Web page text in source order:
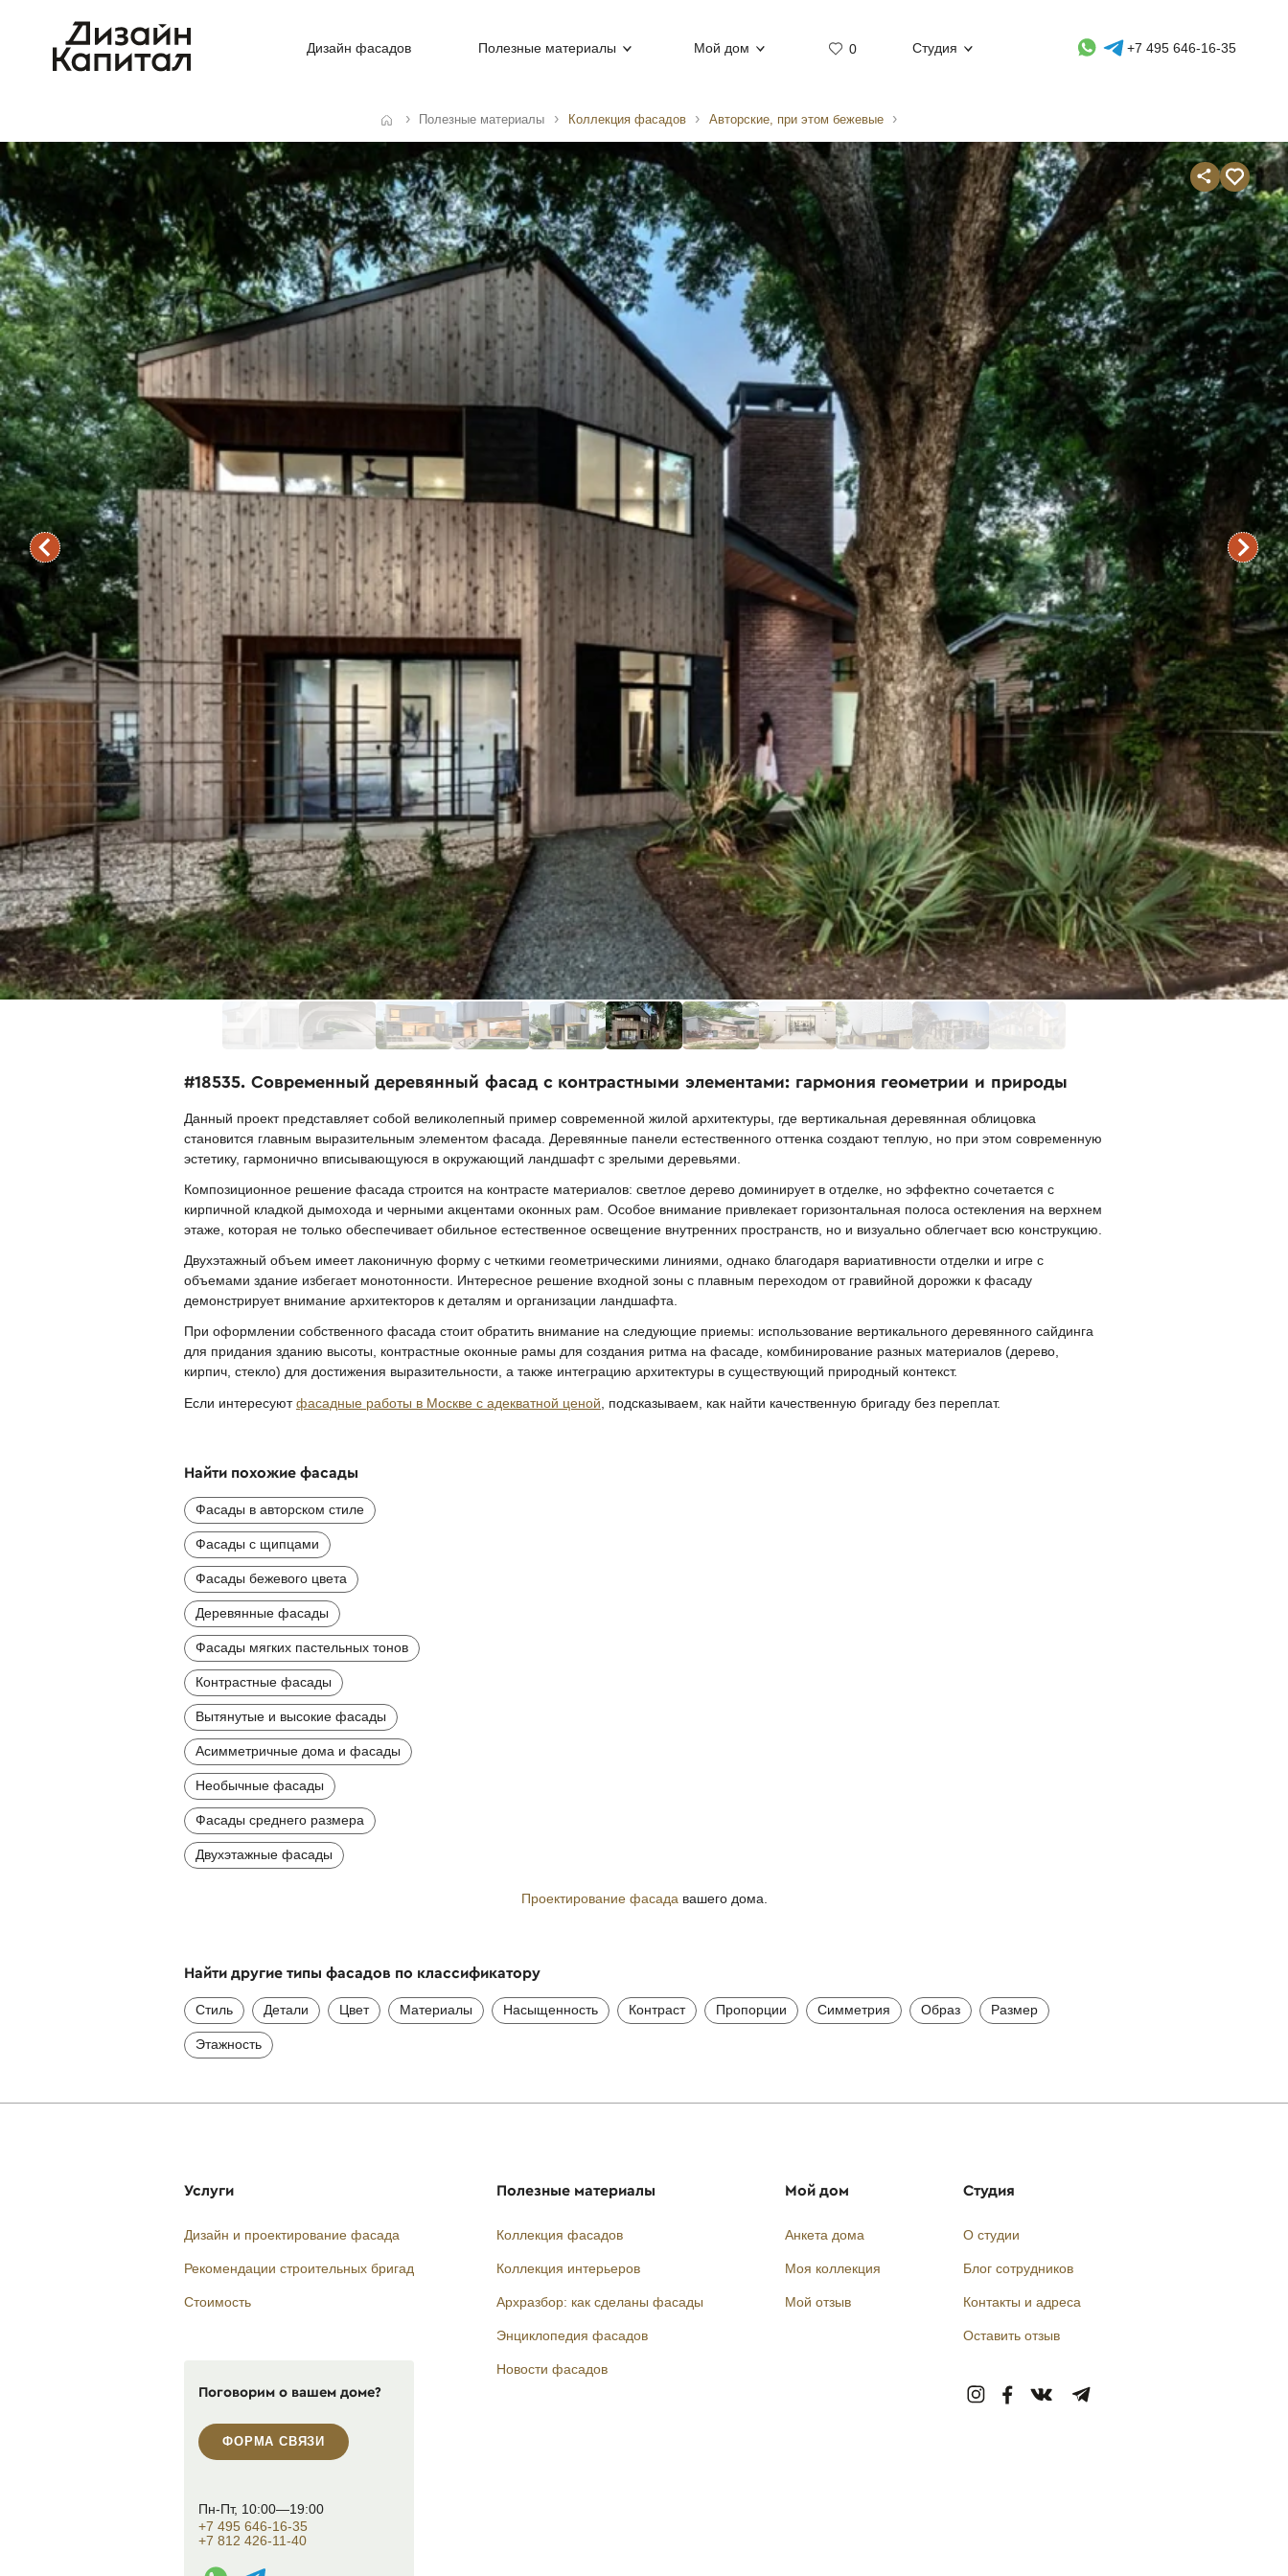
Дизайн фасадов Полезные материалы Мой дом 0 Студия Whatsapp контакт
Telegram контакт
+7 495 646-16-35
Полезные материалы Коллекция фасадов Авторские, при этом бежевые
#18535. Современный деревянный фасад с контрастными элементами: гармония геометрии и природы
Данный проект представляет собой великолепный пример современной жилой архитектуры, где вертикальная деревянная облицовка
становится главным выразительным элементом фасада. Деревянные панели естественного оттенка создают теплую, но при этом современную
эстетику, гармонично вписывающуюся в окружающий ландшафт с зрелыми деревьями.
Композиционное решение фасада строится на контрасте материалов: светлое дерево доминирует в отделке, но эффектно сочетается с
кирпичной кладкой дымохода и черными акцентами оконных рам. Особое внимание привлекает горизонтальная полоса остекления на верхнем
этаже, которая не только обеспечивает обильное естественное освещение внутренних пространств, но и визуально облегчает всю конструкцию.
Двухэтажный объем имеет лаконичную форму с четкими геометрическими линиями, однако благодаря вариативности отделки и игре с
объемами здание избегает монотонности. Интересное решение входной зоны с плавным переходом от гравийной дорожки к фасаду
демонстрирует внимание архитекторов к деталям и организации ландшафта.
При оформлении собственного фасада стоит обратить внимание на следующие приемы: использование вертикального деревянного сайдинга
для придания зданию высоты, контрастные оконные рамы для создания ритма на фасаде, комбинирование разных материалов (дерево,
кирпич, стекло) для достижения выразительности, а также интеграцию архитектуры в существующий природный контекст.
Если интересуютфасадные работы в Москве с адекватной ценой , подсказываем, как найти качественную бригаду без переплат.
Найти похожие фасады
Фасады в авторском стиле
Фасады с щипцами
Фасады бежевого цвета
Деревянные фасады
Фасады мягких пастельных тонов
Контрастные фасады
Вытянутые и высокие фасады
Асимметричные дома и фасады
Необычные фасады
Фасады среднего размера
Двухэтажные фасады
Проектирование фасада вашего дома.
Найти другие типы фасадов по классификатору
Стиль Детали Цвет Материалы Насыщенность Контраст Пропорции Симметрия Образ Размер
Этажность
Услуги
Дизайн и проектирование фасада
Рекомендации строительных бригад
Стоимость
Поговорим о вашем доме?
ФОРМА СВЯЗИ
Пн-Пт, 10:00—19:00
+7 495 646-16-35
+7 812 426-11-40
WhatsApp контакт
Telegram контакт
Полезные материалы
Коллекция фасадов
Коллекция интерьеров
Архразбор: как сделаны фасады
Энциклопедия фасадов
Новости фасадов
Мой дом
Анкета дома
Моя коллекция
Мой отзыв
Студия
О студии
Блог сотрудников
Контакты и адреса
Оставить отзыв